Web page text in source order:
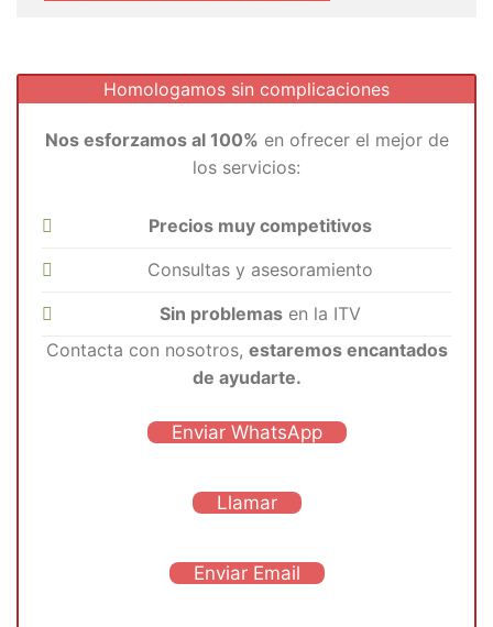
Homologamos sin complicaciones
Nos esforzamos al 100% en ofrecer el mejor de
los servicios:
Precios muy competitivos
Consultas y asesoramiento
Sin problemas en la ITV
Contacta con nosotros, estaremos encantados
de ayudarte.
Enviar WhatsApp
Llamar
Enviar Email